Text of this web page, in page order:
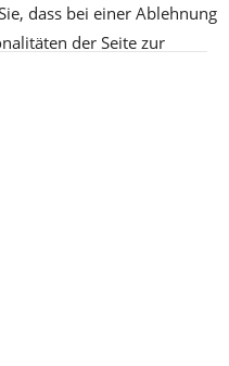
dass bei einer Ablehnung
der Seite zur